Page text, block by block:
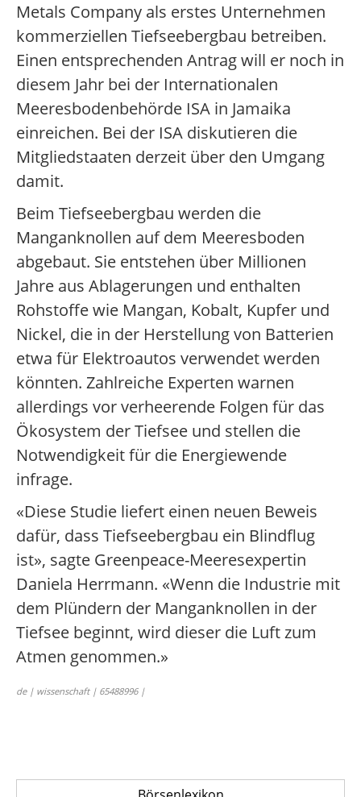
Metals Company als erstes Unternehmen
kommerziellen Tiefseebergbau betreiben.
Einen entsprechenden Antrag will er noch in
diesem Jahr bei der Internationalen
Meeresbodenbehörde ISA in Jamaika
einreichen. Bei der ISA diskutieren die
Mitgliedstaaten derzeit über den Umgang
damit.
Beim Tiefseebergbau werden die
Manganknollen auf dem Meeresboden
abgebaut. Sie entstehen über Millionen
Jahre aus Ablagerungen und enthalten
Rohstoffe wie Mangan, Kobalt, Kupfer und
Nickel, die in der Herstellung von Batterien
etwa für Elektroautos verwendet werden
könnten. Zahlreiche Experten warnen
allerdings vor verheerende Folgen für das
Ökosystem der Tiefsee und stellen die
Notwendigkeit für die Energiewende
infrage.
«Diese Studie liefert einen neuen Beweis
dafür, dass Tiefseebergbau ein Blindflug
ist», sagte Greenpeace-Meeresexpertin
Daniela Herrmann. «Wenn die Industrie mit
dem Plündern der Manganknollen in der
Tiefsee beginnt, wird dieser die Luft zum
Atmen genommen.»
de | wissenschaft | 65488996 |